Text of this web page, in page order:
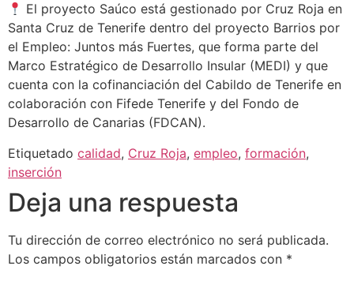
El proyecto Saúco está gestionado por Cruz Roja en
Santa Cruz de Tenerife dentro del proyecto Barrios por
el Empleo: Juntos más Fuertes, que forma parte del
Marco Estratégico de Desarrollo Insular (MEDI) y que
cuenta con la cofinanciación del Cabildo de Tenerife en
colaboración con Fifede Tenerife y del Fondo de
Desarrollo de Canarias (FDCAN).
Etiquetado calidad, Cruz Roja, empleo, formación,
inserción
Deja una respuesta
Tu dirección de correo electrónico no será publicada.
Los campos obligatorios están marcados con *